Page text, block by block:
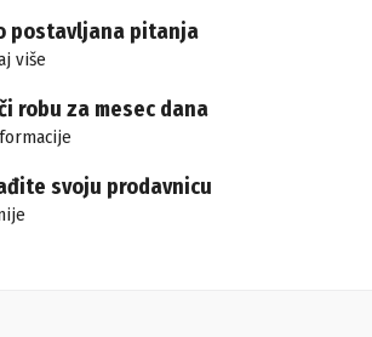
postavljana pitanja
više
robu za mesec dana
svoju prodavnicu